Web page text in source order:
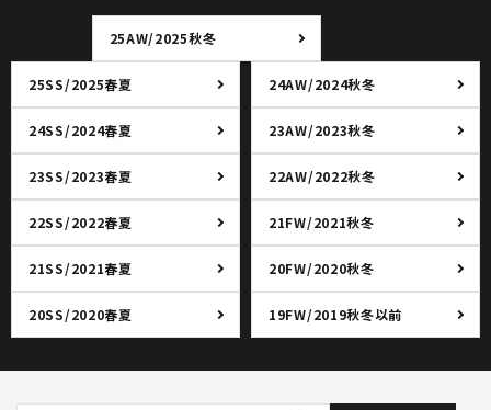
25AW/2025秋冬
25SS/2025春夏 24AW/2024秋冬
24SS/2024春夏 23AW/2023秋冬
23SS/2023春夏 22AW/2022秋冬
22SS/2022春夏 21FW/2021秋冬
21SS/2021春夏 20FW/2020秋冬
20SS/2020春夏 19FW/2019秋冬以前